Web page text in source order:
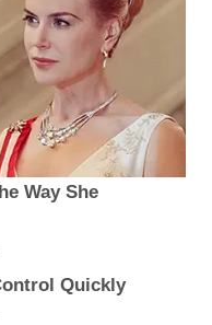
Way She
Quickly